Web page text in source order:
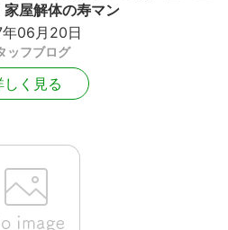
家屋解体の寿マン
年06月20日
ッフブログ
しく見る